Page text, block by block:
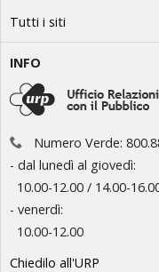
Tutti i siti
INFO
Numero Verde:
- dal lunedì al giovedì:
10.00-12.00 / 14.00-
- venerdì:
10.00-12.00
Chiedilo all'URP